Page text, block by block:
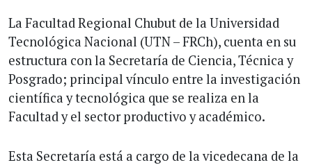
La Facultad Regional Chubut de la Universidad
Tecnológica Nacional (UTN – FRCh), cuenta en su
estructura con la Secretaría de Ciencia, Técnica y
Posgrado; principal vínculo entre la investigación
científica y tecnológica que se realiza en la
Facultad y el sector productivo y académico.
Esta Secretaría está a cargo de la vicedecana de la